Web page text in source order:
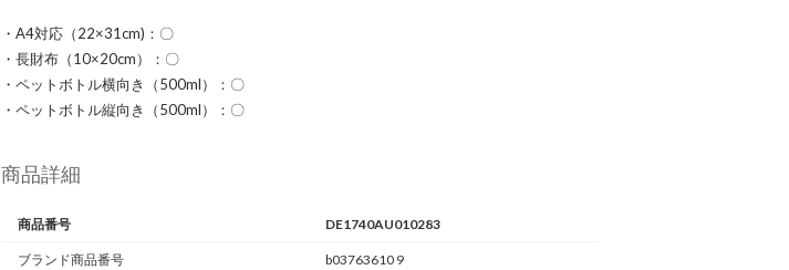
・A4対応（22×31cm)：〇
・長財布（10×20cm）：〇
・ペットボトル横向き（500ml）：〇
・ペットボトル縦向き（500ml）：〇
商品詳細
商品番号 DE1740AU010283
ブランド商品番号 b03763610 9